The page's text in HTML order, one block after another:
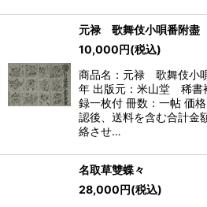
元禄 歌舞伎小唄番附盡
10,000円(税込)
商品名：元禄 歌舞伎小
年 出版元：米山堂 稀
録一枚付 冊数：一帖 価
認後、送料を含む合計金
絡させ…
名取草雙蝶々
28,000円(税込)